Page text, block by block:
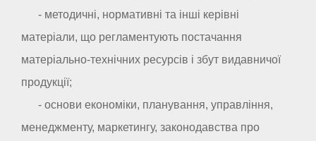
- методичні, нормативні та інші керівні
матеріали, що регламентують постачання
матеріально-технічних ресурсів і збут видавничої
продукції;
- основи економіки, планування, управління,
менеджменту, маркетингу, законодавства про